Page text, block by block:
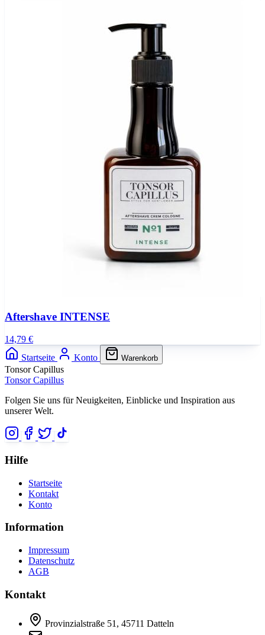
Aftershave INTENSE
14,79 €
Startseite
Konto Warenkorb
Tonsor Capillus
Tonsor Capillus
Folgen Sie uns für Neuigkeiten, Einblicke und Inspiration aus
unserer Welt.
Hilfe
Startseite
Kontakt
Konto
Information
Impressum
Datenschutz
AGB
Kontakt
Provinzialstraße 51, 45711 Datteln